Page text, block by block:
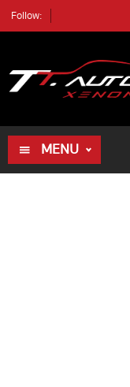
Follow:
MENU
ค้นหา ตัวอย่างรถ
HOME